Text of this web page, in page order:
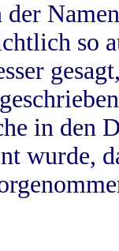
der
so
in
wurde,